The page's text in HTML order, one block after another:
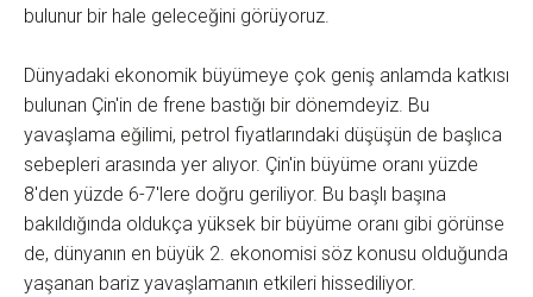
bulunur bir hale geleceğini görüyoruz.
Dünyadaki ekonomik büyümeye çok geniş anlamda katkısı
bulunan Çin'in de frene bastığı bir dönemdeyiz. Bu
yavaşlama eğilimi, petrol fiyatlarındaki düşüşün de başlıca
sebepleri arasında yer alıyor. Çin'in büyüme oranı yüzde
8'den yüzde 6-7'lere doğru geriliyor. Bu başlı başına
bakıldığında oldukça yüksek bir büyüme oranı gibi görünse
de, dünyanın en büyük 2. ekonomisi söz konusu olduğunda
yaşanan bariz yavaşlamanın etkileri hissediliyor.